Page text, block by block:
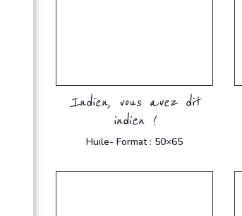
Indien, vous avez dit
indien !
Huile- Format : 50×65